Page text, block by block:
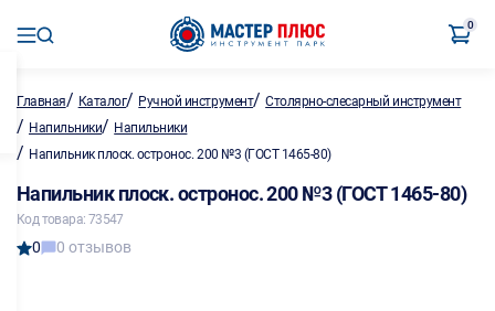
0
Главная/ Каталог/ Ручной инструмент/Столярно-слесарный инструмент
/ Напильники/ Напильники
/ Напильник плоск. остронос. 200 №3 (ГОСТ 1465-80)
Напильник плоск. остронос. 200 №3 (ГОСТ 1465-80)
Код товара: 73547
0 0 отзывов